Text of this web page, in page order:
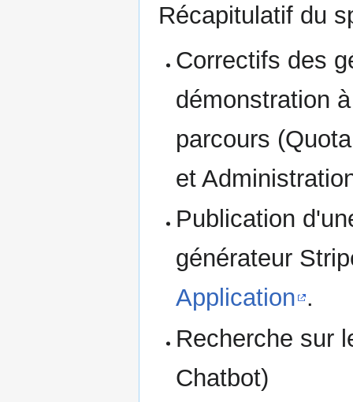
Récapitulatif du
Correctifs des
démonstration
parcours
et
Publication
générateur
Application .
Recherche sur
Chatbot)